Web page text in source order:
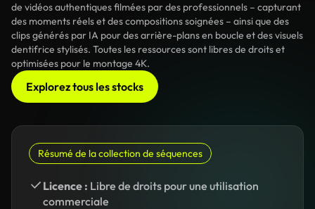
de vidéos authentiques filmées par des professionnels – capturant
des moments réels et des compositions soignées – ainsi que des
clips générés par IA pour des arrière-plans en boucle et des visuels
dentifrice stylisés. Toutes les ressources sont libres de droits et
optimisées pour le montage 4K.
Explorez tous les stocks
Résumé de la collection de séquences
Licence : Libre de droits pour une utilisation
commerciale